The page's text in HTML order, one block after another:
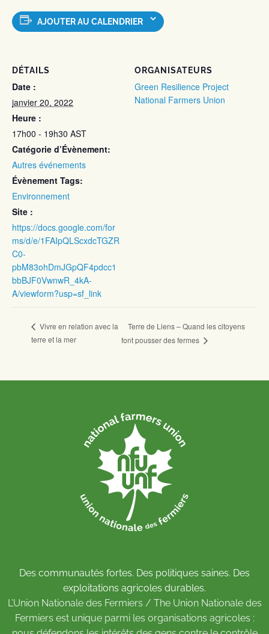
AJOUTER AU CALENDRIER
DÉTAILS
Date :
janvier 20, 2022
Heure :
17h00 - 19h30 AST
Catégorie d’Évènement:
Autres événements
Évènement Tags:
Environnement
Site :
https://docs.google.com/for
ms/d/e/1FAIpQLScxdcTGZR
C0-
pbM83ohDmJGpQF4pdcc1
bbBJF0VwnwR_4kA-
A/viewform?usp=sf_link
ORGANISATEURS
Green Resilience Project
National Farmers Union
Vivre en relation avec la
terre et la mer
Terre de Liens – Quand les citoyens
font pousser des fermes
Des communautés fortes. Des politiques saines. Des
exploitations agricoles durables.
L’Union Nationale des Fermiers / The Union Nationale des
Fermiers est unique parmi les organisations agricoles :